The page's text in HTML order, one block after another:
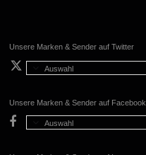
Unsere Marken & Sender auf Twitter
Auswahl
Unsere Marken & Sender auf Facebook
Auswahl